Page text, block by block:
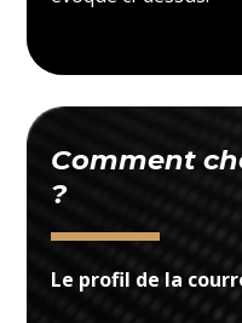
Comment
?
Le profil de la